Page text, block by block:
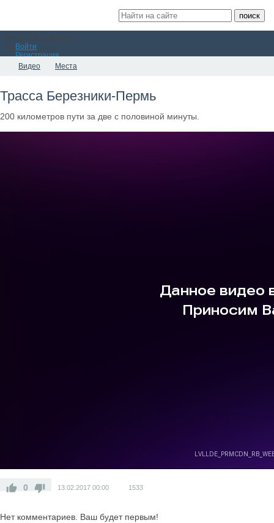
Меню сайта
Меню пользователя
Войти
Регистрация
Видео
Места
Трасса Березники-Пермь
200 километров пути за две с половиной минуты.
0 13.02.2017 00:00 1533
Нет комментариев. Ваш будет первым!